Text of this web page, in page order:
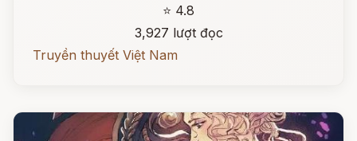
⭐ 4.8
3,927 lượt đọc
Truyền thuyết Việt Nam